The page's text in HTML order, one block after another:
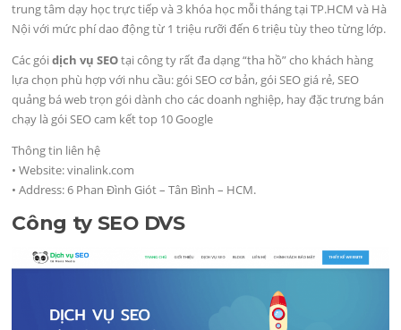
trung tâm dạy học trực tiếp và 3 khóa học mỗi tháng tại TP.HCM và Hà
Nội với mức phí dao động từ 1 triệu rưỡi đến 6 triệu tùy theo từng lớp.
Các góidịch vụ SEOtại công ty rất đa dạng “tha hồ” cho khách hàng
lựa chọn phù hợp với nhu cầu: gói SEO cơ bản, gói SEO giá rẻ, SEO
quảng bá web trọn gói dành cho các doanh nghiệp, hay đặc trưng bán
chạy là gói SEO cam kết top 10 Google
Thông tin liên hệ
• Website: vinalink.com
• Address: 6 Phan Đình Giót – Tân Bình – HCM.
Công ty SEO DVS